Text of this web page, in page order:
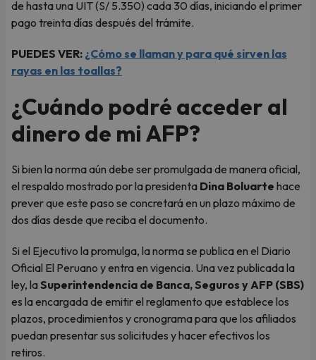
de hasta una UIT (S/ 5.350) cada 30 días, iniciando el primer
pago treinta días después del trámite.
PUEDES VER: ¿Cómo se llaman y para qué sirven las
rayas en las toallas?
¿Cuándo podré acceder al
dinero de mi AFP?
Si bien la norma aún debe ser promulgada de manera oficial,
el respaldo mostrado por la presidenta Dina Boluarte hace
prever que este paso se concretará en un plazo máximo de
dos días desde que reciba el documento.
Si el Ejecutivo la promulga, la norma se publica en el Diario
Oficial El Peruano y entra en vigencia. Una vez publicada la
ley, laSuperintendencia de Banca, Seguros y AFP (SBS)
es la encargada de emitir el reglamento que establece los
plazos, procedimientos y cronograma para que los afiliados
puedan presentar sus solicitudes y hacer efectivos los
retiros.